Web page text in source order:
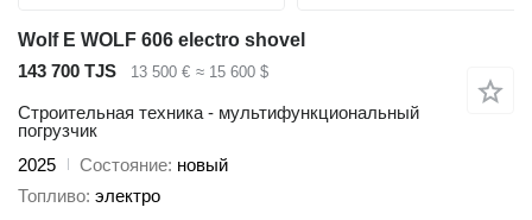
Wolf E WOLF 606 electro shovel
143 700 TJS
13 500 € ≈ 15 600 $
Строительная техника - мультифункциональный
погрузчик
2025
Состояние новый
Топливо электро